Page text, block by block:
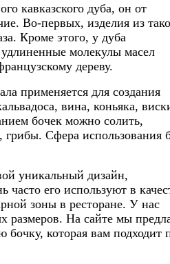
кавказского дуба, он от
Во-первых, изделия из
Кроме этого, у дуба
молекулы масел
дереву.
применяется для создания
вина, коньяка,
бочек можно солить,
Сфера использования
уникальный дизайн,
часто его используют в
зоны в ресторане. У нас
размеров. На сайте мы
бочку, которая вам подходит